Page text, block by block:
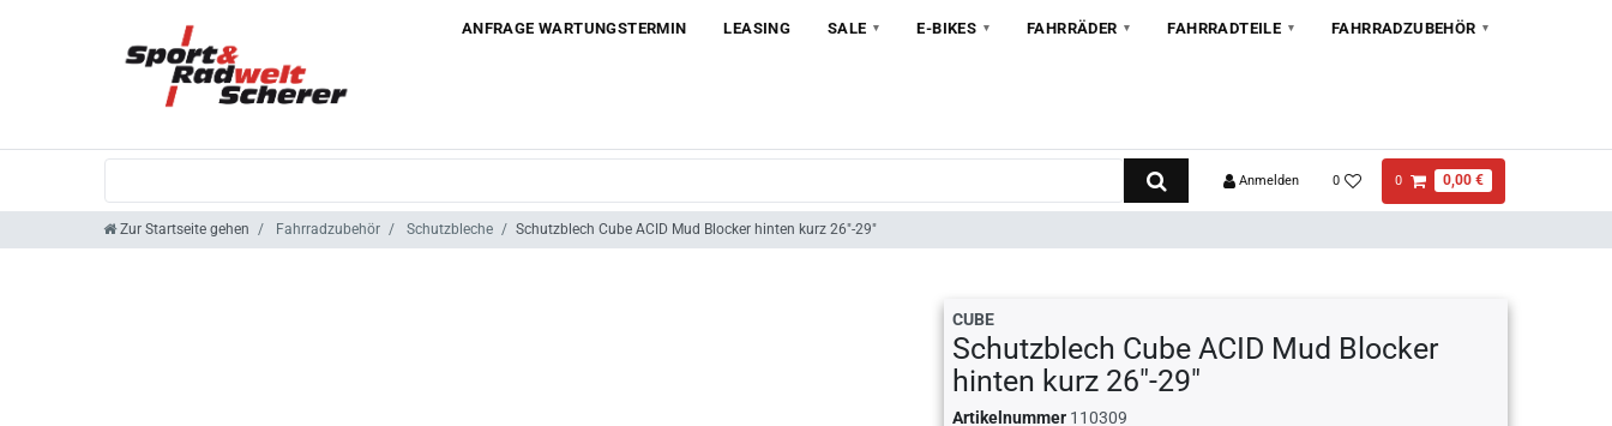
ANFRAGE WARTUNGSTERMIN LEASING SALE E-BIKES FAHRRÄDER FAHRRADTEILE FAHRRADZUBEHÖR
Anmelden 0 0 0,00 €
Zur Startseite gehen Fahrradzubehör Schutzbleche Schutzblech Cube ACID Mud Blocker hinten kurz 26"-29"
CUBE
Schutzblech Cube ACID Mud Blocker
hinten kurz 26"-29"
Artikelnummer 110309